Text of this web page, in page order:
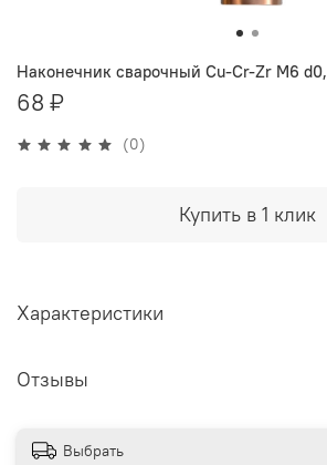
(0)
Наконечник сварочный Cu-Cr-Zr М6
68 ₽
Купить в 1 клик
Характеристики
Отзывы
Выбрать